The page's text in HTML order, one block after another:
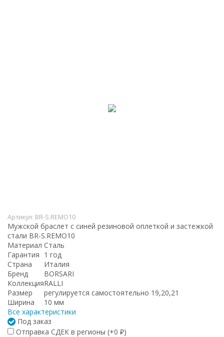
Артикул: BR-S.REMO10
Мужской браслет с синей резиновой оплеткой и застежкой
стали BR-S.REMO10
Материал Сталь
Гарантия 1 год
Страна
Италия
Бренд
BORSARI
КоллекцияRALLI
Размер
регулируется самостоятельно 19,20,21
Ширина
10 мм
Все характеристики
Под заказ
Отправка СДЕК в регионы (+0 ₽)